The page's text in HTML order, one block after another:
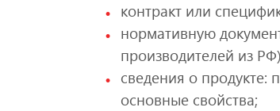
контракт или
нормативную
производителей из
сведения о продукте:
основные свойства;